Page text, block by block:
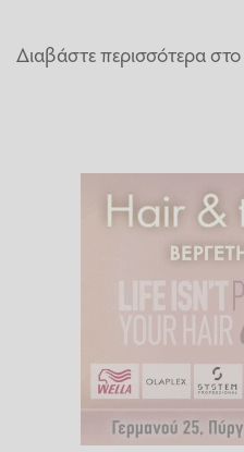
Διαβάστε περισσότερα στο